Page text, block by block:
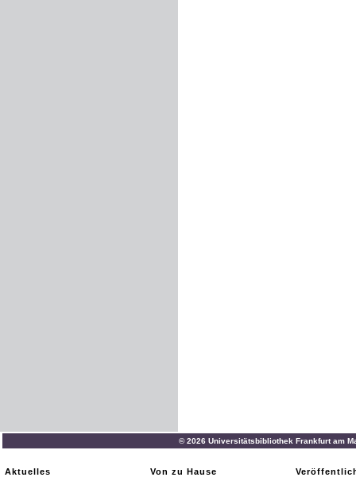
© 2026 Universitätsbibliothek Frankfurt am
Aktuelles
Von zu Hause